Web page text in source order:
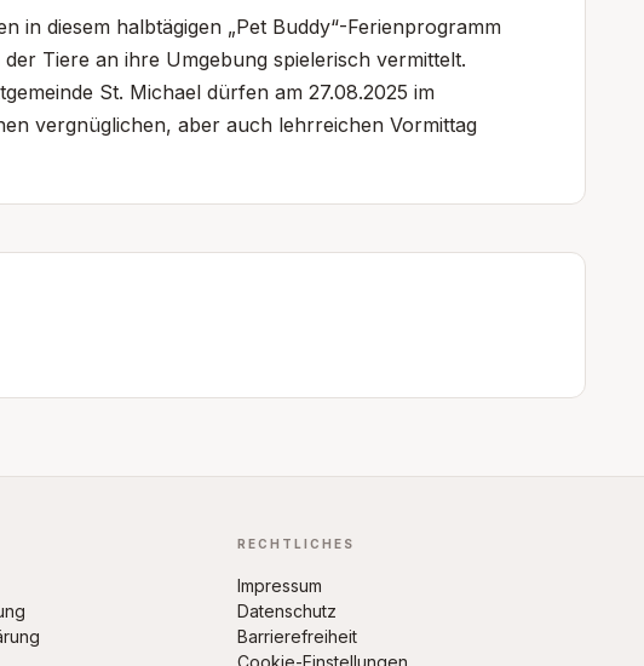
in diesem halbtägigen „Pet Buddy“-Ferienprogramm
Tiere an ihre Umgebung spielerisch vermittelt.
St. Michael dürfen am 27.08.2025 im
vergnüglichen, aber auch lehrreichen Vormittag
RECHTLICHES
Impressum
Datenschutz
Barrierefreiheit
Cookie-Einstellungen